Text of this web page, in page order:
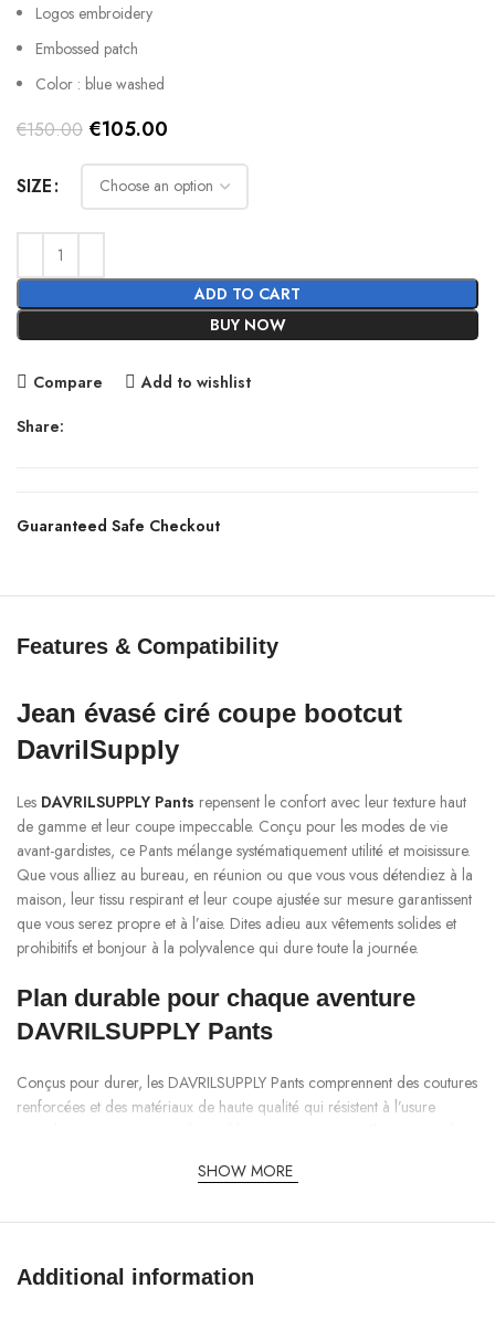
Logos embroidery
Embossed patch
Color : blue washed
€150.00 Original
was:
€150.00.
€105.00
is:
€105.00.
SIZE
ADD TO CART
BUY NOW
Compare Add to wishlist
Share:
Guaranteed Safe Checkout
Features & Compatibility
Jean évasé ciré coupe bootcut
DavrilSupply
Les DAVRILSUPPLY Pants repensent le confort avec leur texture haut
de gamme et leur coupe impeccable. Conçu pour les modes de vie
avant-gardistes, ce Pants mélange systématiquement utilité et moisissure.
Que vous alliez au bureau, en réunion ou que vous vous détendiez à la
maison, leur tissu respirant et leur coupe ajustée sur mesure garantissent
que vous serez propre et à l’aise. Dites adieu aux vêtements solides et
prohibitifs et bonjour à la polyvalence qui dure toute la journée.
Plan durable pour chaque aventure
DAVRILSUPPLY Pants
Conçus pour durer, les DAVRILSUPPLY Pants comprennent des coutures
renforcées et des matériaux de haute qualité qui résistent à l’usure
parfaite pour votre mode de vie dynamique. Que vous fassiez des
prédilection pour sa solidité et sa fiabilité.
Points d’intérêt fonctionnels que vous
SHOW MORE
Additional information